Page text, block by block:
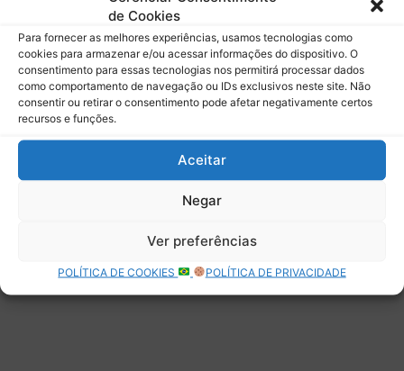
de Cookies
Para fornecer as melhores experiências, usamos tecnologias como
cookies para armazenar e/ou acessar informações do dispositivo. O
consentimento para essas tecnologias nos permitirá processar dados
como comportamento de navegação ou IDs exclusivos neste site. Não
consentir ou retirar o consentimento pode afetar negativamente certos
recursos e funções.
Aceitar
Negar
Ver preferências
POLÍTICA DE COOKIES POLÍTICA DE PRIVACIDADE
Digite seu e-mail…
Assinar